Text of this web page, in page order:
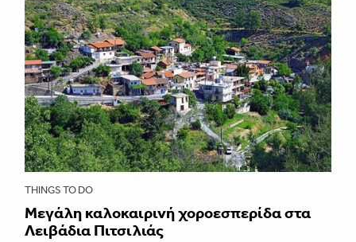
THINGS TO DO
Μεγάλη καλοκαιρινή χοροεσπερίδα στα
Λειβάδια Πιτσιλιάς